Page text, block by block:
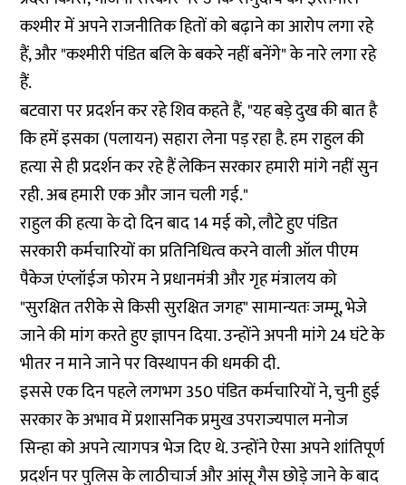
कश्मीर में अपने राजनीतिक हितों को बढ़ाने का आरोप लगा रहे
हैं, और "कश्मीरी पंडित बलि के बकरे नहीं बनेंगे" के नारे लगा रहे
हैं.
बटवारा पर प्रदर्शन कर रहे शिव कहते हैं, "यह बड़े दुख की बात है
कि हमें इसका (पलायन) सहारा लेना पड़ रहा है. हम राहुल की
हत्या से ही प्रदर्शन कर रहे हैं लेकिन सरकार हमारी मांगे नहीं सुन
रही. अब हमारी एक और जान चली गई."
राहुल की हत्या के दो दिन बाद 14 मई को, लौटे हुए पंडित
सरकारी कर्मचारियों का प्रतिनिधित्व करने वाली ऑल पीएम
पैकेज एंप्लॉईज फोरम ने प्रधानमंत्री और गृह मंत्रालय को
"सुरक्षित तरीके से किसी सुरक्षित जगह" सामान्यतः जम्मू, भेजे
जाने की मांग करते हुए ज्ञापन दिया. उन्होंने अपनी मांगे 24 घंटे के
भीतर न माने जाने पर विस्थापन की धमकी दी.
इससे एक दिन पहले लगभग 350 पंडित कर्मचारियों ने, चुनी हुई
सरकार के अभाव में प्रशासनिक प्रमुख उपराज्यपाल मनोज
सिन्हा को अपनेत्यागपत्रभेज दिए थे. उन्होंने ऐसा अपने शांतिपूर्ण
प्रदर्शन पर पुलिस केलाठीचार्ज और आंसू गैसछोड़े जाने के बाद